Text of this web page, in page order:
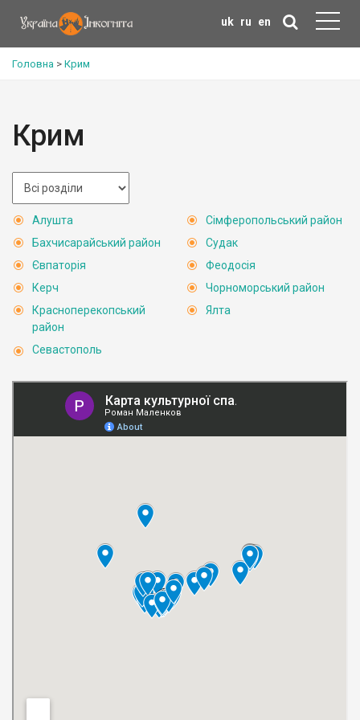
uk ru en
Головна > Крим
Крим
Алушта
Бахчисарайський район
Євпаторія
Керч
Красноперекопський
район
Севастополь
Сімферопольський район
Судак
Феодосія
Чорноморський район
Ялта